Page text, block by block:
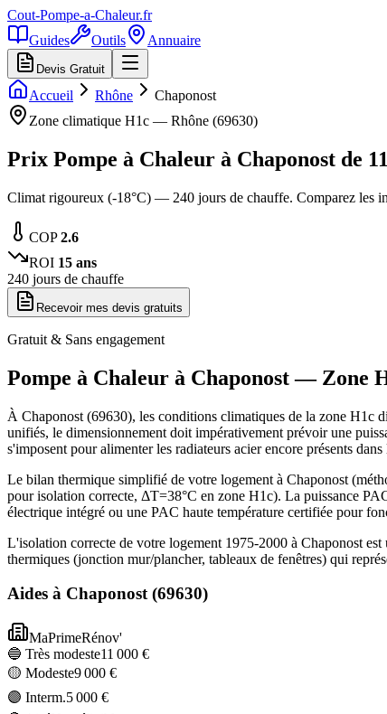
Cout-Pompe-a-Chaleur.fr
Guides
Outils Annuaire
Devis Gratuit
Accueil Rhône
Chaponost
Zone climatique H1c — Rhône (69630)
Prix Pompe à Chaleur à Chaponost de
Climat rigoureux (-18°C) — 240 jours de chauffe. Comparez les
COP2.6
ROI 15 ans
240 jours de chauffe
Recevoir mes devis gratuits
Gratuit & Sans engagement
Pompe à Chaleur à Chaponost— Zone
À Chaponost (69630), les conditions climatiques de la zone H1c
unifiés, le dimensionnement doit impérativement prévoir une
s'imposent pour alimenter les radiateurs acier encore présents
Le bilan thermique simplifié de votre logement à Chaponost
pour isolation correcte, ΔT=38°C en zone H1c). La puissance
électrique intégré ou une PAC haute température certifiée pour
L'isolation correcte de votre logement 1975-2000 à Chaponost
thermiques (jonction mur/plancher, tableaux de fenêtres) qui
Aides à Chaponost(69630)
MaPrimeRénov'
🔵 Très modeste11 000 €
🟡 Modeste9 000 €
🟣 Interm.5 000 €